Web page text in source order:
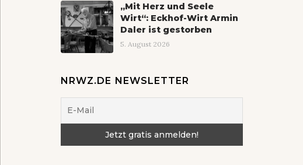
„Mit Herz und Seele
Wirt“: Eckhof-Wirt Armin
Daler ist gestorben
5. August 2026
NRWZ.DE NEWSLETTER